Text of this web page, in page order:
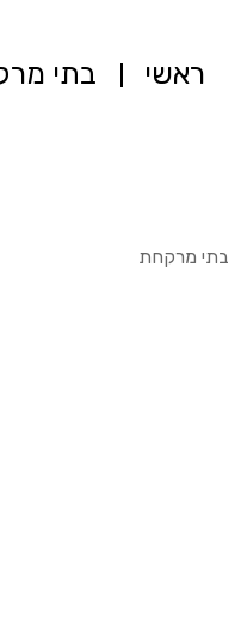
ראשי בתי
בתי מרקחת